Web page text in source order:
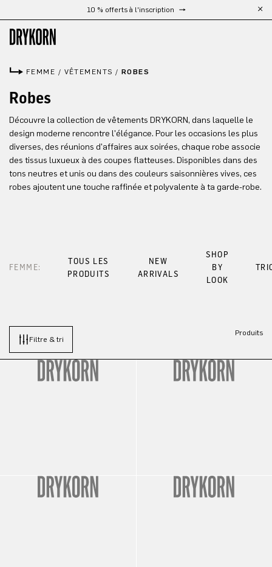
Passer au contenu principal10 % offerts à l'inscription
FEMME / VÊTEMENTS / ROBES
Robes
Découvre la collection de vêtements DRYKORN, dans laquelle le
design moderne rencontre l'élégance. Pour les occasions les plus
diverses, des réunions d'affaires aux soirées, chaque robe associe
des tissus luxueux à des coupes flatteuses. Disponibles dans des
tons neutres et unis ou dans des couleurs saisonnières vives, ces
robes ajoutent une touche raffinée et polyvalente à ta garde-robe.
FEMME:
TOUS LES
PRODUITS
NEW
ARRIVALS
SHOP
BY
LOOK
Filtre & tri
Produits